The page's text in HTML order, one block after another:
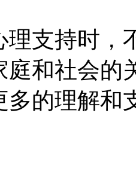
理支持时，
庭和社会的
多的理解和